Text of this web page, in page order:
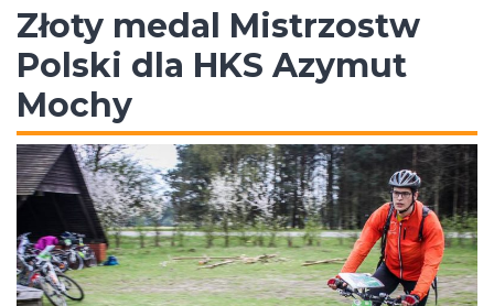
Złoty medal Mistrzostw
Polski dla HKS Azymut
Mochy